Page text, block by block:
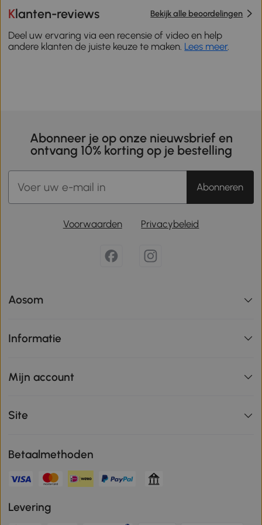
Klanten-reviews Bekijk alle beoordelingen
Deel uw ervaring via een recensie of video en help
andere klanten de juiste keuze te maken. Lees meer.
Abonneer je op onze nieuwsbrief en
ontvang 10% korting op je bestelling
Abonneren
Voorwaarden Privacybeleid
Aosom
Informatie
Mijn account
Site
Betaalmethoden
Levering